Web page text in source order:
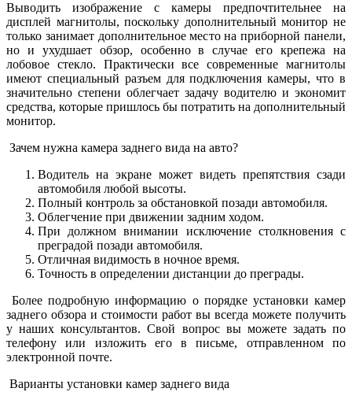
Выводить изображение с камеры предпочтительнее на
дисплей магнитолы, поскольку дополнительный монитор не
только занимает дополнительное место на приборной панели,
но и ухудшает обзор, особенно в случае его крепежа на
лобовое стекло. Практически все современные магнитолы
имеют специальный разъем для подключения камеры, что в
значительно степени облегчает задачу водителю и экономит
средства, которые пришлось бы потратить на дополнительный
монитор.
Зачем нужна камера заднего вида на авто?
Водитель на экране может видеть препятствия сзади
автомобиля любой высоты.
Полный контроль за обстановкой позади автомобиля.
Облегчение при движении задним ходом.
При должном внимании исключение столкновения с
преградой позади автомобиля.
Отличная видимость в ночное время.
Точность в определении дистанции до преграды.
Более подробную информацию о порядке установки камер
заднего обзора и стоимости работ вы всегда можете получить
у наших консультантов. Свой вопрос вы можете задать по
телефону или изложить его в письме, отправленном по
электронной почте.
Варианты установки камер заднего вида